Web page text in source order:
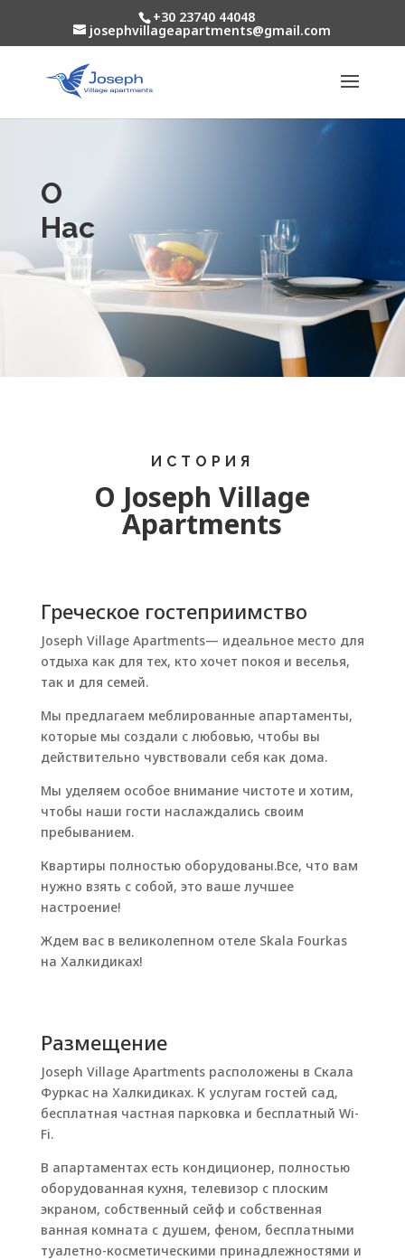
+30 23740 44048
josephvillageapartments@gmail.com
О
Нас
ИСТОРИЯ
О Joseph Village
Apartments
Греческое гостеприимство
Joseph Village Apartments— идеальное место для
отдыха как для тех, кто хочет покоя и веселья,
так и для семей.
Мы предлагаем меблированные апартаменты,
которые мы создали с любовью, чтобы вы
действительно чувствовали себя как дома.
Мы уделяем особое внимание чистоте и хотим,
чтобы наши гости наслаждались своим
пребыванием.
Квартиры полностью оборудованы.Все, что вам
нужно взять с собой, это ваше лучшее
настроение!
Ждем вас в великолепном отеле Skala Fourkas
на Халкидиках!
Размещение
Joseph Village Apartments расположены в Скала
Фуркас на Халкидиках. К услугам гостей сад,
бесплатная частная парковка и бесплатный Wi-
Fi.
В апартаментах есть кондиционер, полностью
оборудованная кухня, телевизор с плоским
экраном, собственный сейф и собственная
ванная комната с душем, феном, бесплатными
туалетно-косметическими принадлежностями и